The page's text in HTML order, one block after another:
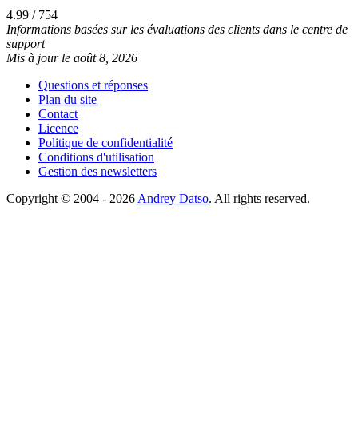
4.99 / 754
Informations basées sur les évaluations des clients dans le centre de
support
Mis à jour le août 8, 2026
Questions et réponses
Plan du site
Contact
Licence
Politique de confidentialité
Conditions d'utilisation
Gestion des newsletters
Copyright © 2004 - 2026Andrey Datso. All rights reserved.